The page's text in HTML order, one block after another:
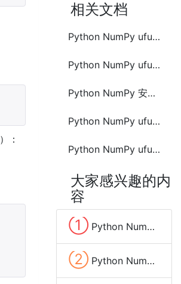
）：
相关文档
Python NumPy ufunc 小数四舍五入
Python NumPy ufunc sum 求和
Python NumPy 安装与使用
Python NumPy ufunc 三角函数
Python NumPy ufunc lcm 最小公倍数
大家感兴趣的内
容
① Python Numpy random.normal() 正态(高斯)分布
② Python Numpy random.poisson() 泊松分布